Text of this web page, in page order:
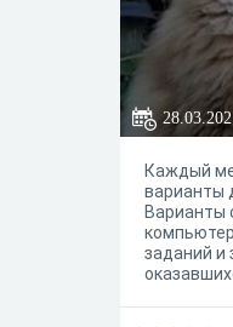
Каждый
варианты
Варианты
заданий и